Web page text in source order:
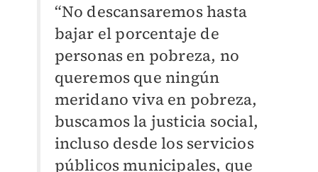
“No descansaremos hasta
bajar el porcentaje de
personas en pobreza, no
queremos que ningún
meridano viva en pobreza,
buscamos la justicia social,
incluso desde los servicios
públicos municipales, que